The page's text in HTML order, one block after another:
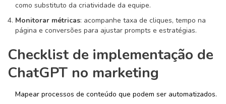
como substituto da criatividade da equipe.
Monitorar métricas: acompanhe taxa de cliques, tempo na
página e conversões para ajustar prompts e estratégias.
Checklist de implementação de
ChatGPT no marketing
Mapear processos de conteúdo que podem ser automatizados.